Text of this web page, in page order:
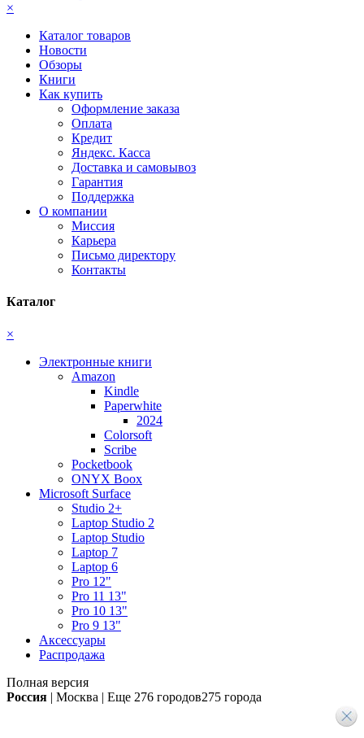
×
Каталог товаров
Новости
Обзоры
Книги
Как купить
Оформление заказа
Оплата
Кредит
Яндекс. Касса
Доставка и самовывоз
Гарантия
Поддержка
О компании
Миссия
Карьера
Письмо директору
Контакты
Каталог
×
Электронные книги
Amazon
Kindle
Paperwhite
2024
Colorsoft
Scribe
Pocketbook
ONYX Boox
Microsoft Surface
Studio 2+
Laptop Studio 2
Laptop Studio
Laptop 7
Laptop 6
Pro 12"
Pro 11 13"
Pro 10 13"
Pro 9 13"
Аксессуары
Распродажа
Полная версия
Россия | Москва | Еще 276 городов275 города